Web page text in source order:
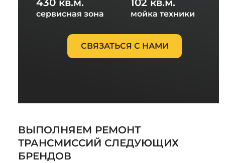
430 кв.м.
сервисная зона
102 кв.м.
мойка техники
СВЯЗАТЬСЯ С НАМИ
ВЫПОЛНЯЕМ РЕМОНТ
ТРАНСМИССИЙ СЛЕДУЮЩИХ
БРЕНДОВ